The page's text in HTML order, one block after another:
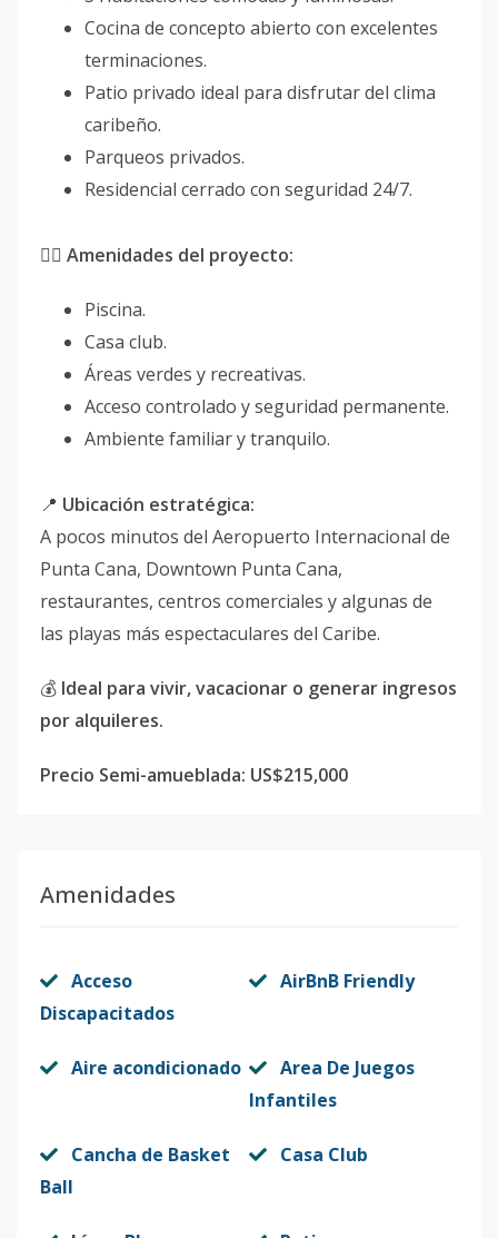
Cocina de concepto abierto con excelentes
terminaciones.
Patio privado ideal para disfrutar del clima
caribeño.
Parqueos privados.
Residencial cerrado con seguridad 24/7.
🏊‍♂️ Amenidades del proyecto:
Piscina.
Casa club.
Áreas verdes y recreativas.
Acceso controlado y seguridad permanente.
Ambiente familiar y tranquilo.
📍 Ubicación estratégica:
A pocos minutos del Aeropuerto Internacional de
Punta Cana, Downtown Punta Cana,
restaurantes, centros comerciales y algunas de
las playas más espectaculares del Caribe.
💰 Ideal para vivir, vacacionar o generar ingresos
por alquileres.
Precio Semi-amueblada: US$215,000
Amenidades
Acceso
Discapacitados
AirBnB Friendly
Aire acondicionado
Area De Juegos
Infantiles
Cancha de Basket
Ball
Casa Club